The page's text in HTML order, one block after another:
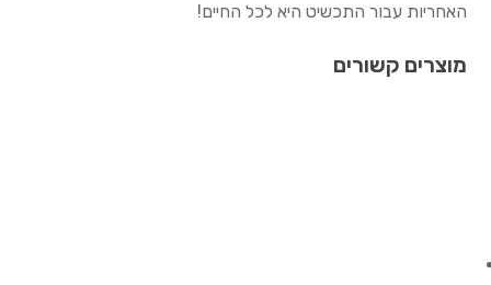
האחריות עבור התכשיט היא לכל החיים!
מוצרים קשורים